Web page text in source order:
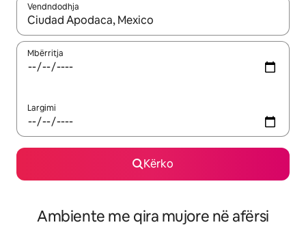
Vendndodhja
Kur rezultatet të jenë të disponueshme, lëviz me butonat e
Mbërritja
Largimi
Kërko
Ambiente me qira mujore në afërsi